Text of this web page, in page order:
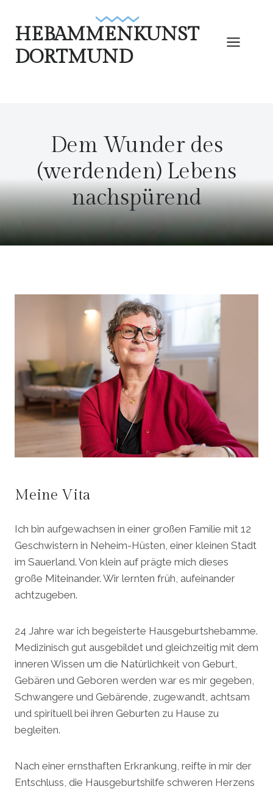
Inhalt
springen
HEBAMMENKUNST
DORTMUND
Dem Wunder des
(werdenden) Lebens
nachspürend
Meine Vita
Ich bin aufgewachsen in einer großen Familie mit 12
Geschwistern in Neheim-Hüsten, einer kleinen Stadt
im Sauerland. Von klein auf prägte mich dieses
große Miteinander. Wir lernten früh, aufeinander
achtzugeben.
24 Jahre war ich begeisterte Hausgeburtshebamme.
Medizinisch gut ausgebildet und gleichzeitig mit dem
inneren Wissen um die Natürlichkeit von Geburt,
Gebären und Geboren werden war es mir gegeben,
Schwangere und Gebärende, zugewandt, achtsam
und spirituell bei ihren Geburten zu Hause zu
begleiten.
Nach einer ernsthaften Erkrankung, reifte in mir der
Entschluss, die Hausgeburtshilfe schweren Herzens